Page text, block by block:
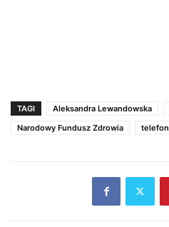
TAGI Aleksandra Lewandowska
Narodowy Fundusz Zdrowia
telefon